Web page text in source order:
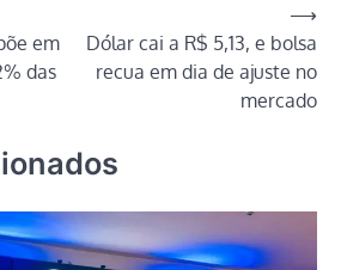
em
das
Dólar cai a R$ 5,13, e bolsa
recua em dia de ajuste no
mercado
⟶